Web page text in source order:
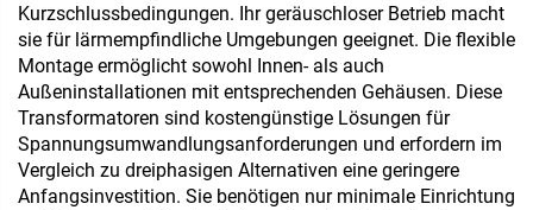
Kurzschlussbedingungen. Ihr geräuschloser Betrieb macht
sie für lärmempfindliche Umgebungen geeignet. Die flexible
Montage ermöglicht sowohl Innen- als auch
Außeninstallationen mit entsprechenden Gehäusen. Diese
Transformatoren sind kostengünstige Lösungen für
Spannungsumwandlungsanforderungen und erfordern im
Vergleich zu dreiphasigen Alternativen eine geringere
Anfangsinvestition. Sie benötigen nur minimale Einrichtung